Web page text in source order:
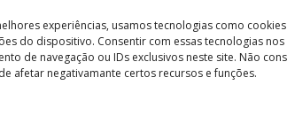
experiências, usamos tecnologias como
do dispositivo. Consentir com essas tecnologias
de navegação ou IDs exclusivos neste site. Não
afetar negativamante certos recursos e funções.